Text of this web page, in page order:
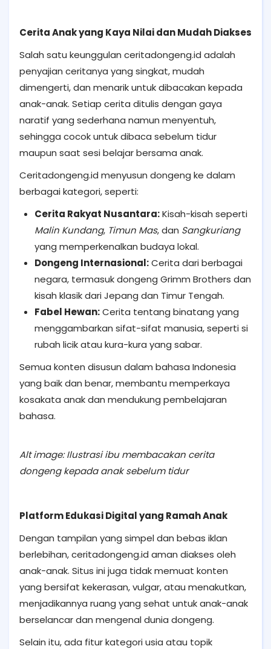
Cerita Anak yang Kaya Nilai dan Mudah Diakses
Salah satu keunggulan ceritadongeng.id adalah
penyajian ceritanya yang singkat, mudah
dimengerti, dan menarik untuk dibacakan kepada
anak-anak. Setiap cerita ditulis dengan gaya
naratif yang sederhana namun menyentuh,
sehingga cocok untuk dibaca sebelum tidur
maupun saat sesi belajar bersama anak.
Ceritadongeng.id menyusun dongeng ke dalam
berbagai kategori, seperti:
Cerita Rakyat Nusantara:Kisah-kisah seperti
Malin Kundang, Timun Mas, dan Sangkuriang
yang memperkenalkan budaya lokal.
Dongeng Internasional:Cerita dari berbagai
negara, termasuk dongeng Grimm Brothers dan
kisah klasik dari Jepang dan Timur Tengah.
Fabel Hewan:Cerita tentang binatang yang
menggambarkan sifat-sifat manusia, seperti si
rubah licik atau kura-kura yang sabar.
Semua konten disusun dalam bahasa Indonesia
yang baik dan benar, membantu memperkaya
kosakata anak dan mendukung pembelajaran
bahasa.
Alt image: Ilustrasi ibu membacakan cerita
dongeng kepada anak sebelum tidur
Platform Edukasi Digital yang Ramah Anak
Dengan tampilan yang simpel dan bebas iklan
berlebihan, ceritadongeng.id aman diakses oleh
anak-anak. Situs ini juga tidak memuat konten
yang bersifat kekerasan, vulgar, atau menakutkan,
menjadikannya ruang yang sehat untuk anak-anak
berselancar dan mengenal dunia dongeng.
Selain itu, ada fitur kategori usia atau topik